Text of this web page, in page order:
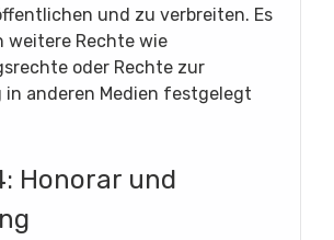
und zu verbreiten. Es
weitere Rechte wie
oder Rechte zur
in anderen Medien festgelegt
Honorar und